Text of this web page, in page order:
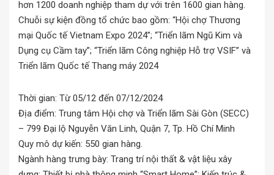
hơn 1200 doanh nghiệp tham dự với trên 1600 gian hàng.
Chuỗi sự kiện đồng tổ chức bao gồm: “Hội chợ Thương
mại Quốc tế Vietnam Expo 2024”; “Triển lãm Ngũ Kim và
Dụng cụ Cầm tay”; “Triển lãm Công nghiệp Hỗ trợ VSIF” và
Triển lãm Quốc tế Thang máy 2024
Thời gian: Từ 05/12 đến 07/12/2024
Địa điểm: Trung tâm Hội chợ và Triển lãm Sài Gòn (SECC)
– 799 Đại lộ Nguyễn Văn Linh, Quận 7, Tp. Hồ Chí Minh
Quy mô dự kiến: 550 gian hàng.
Ngành hàng trưng bày: Trang trí nội thất & vật liệu xây